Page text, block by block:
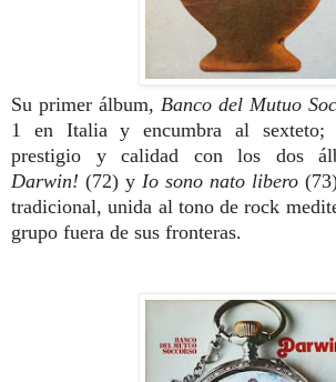
Su primer álbum, Banco del Mutuo
1 en Italia y encumbra al sexteto;
prestigio y calidad con los dos
Darwin! (72) y Io sono nato libero
tradicional, unida al tono de rock
grupo fuera de sus fronteras.